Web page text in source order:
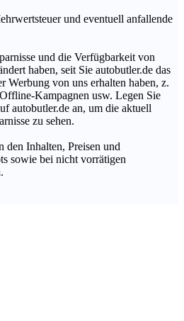
und eventuell anfallende
und die Verfügbarkeit von
haben, seit Sie autobutler.de das
Werbung von uns erhalten haben, z.
Kampagnen usw. Legen Sie
autobutler.de an, um die aktuell
zu sehen.
den Inhalten, Preisen und
sowie bei nicht vorrätigen